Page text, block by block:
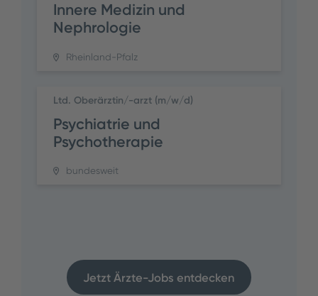
Innere Medizin und
Nephrologie
Rheinland-Pfalz
Ltd. Oberärztin/-arzt (m/w/d)
Psychiatrie und
Psychotherapie
bundesweit
Jetzt Ärzte-Jobs entdecken